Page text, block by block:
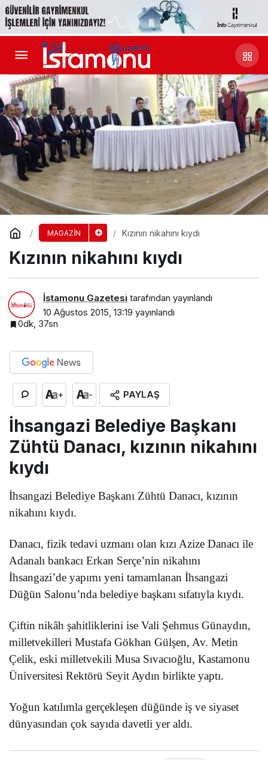
MAGAZİN Kızının nikahını kıydı
Kızının nikahını kıydı
İstamonu Gazetesi tarafından yayınlandı
10 Ağustos 2015, 13:19 yayınlandı
0dk, 37sn
+ - PAYLAŞ
İhsangazi Belediye Başkanı
Zühtü Danacı, kızının nikahını
kıydı
İhsangazi Belediye Başkanı Zühtü Danacı, kızının
nikahını kıydı.
Danacı, fizik tedavi uzmanı olan kızı Azize Danacı ile
Adanalı bankacı Erkan Serçe’nin nikahını
İhsangazi’de yapımı yeni tamamlanan İhsangazi
Düğün Salonu’nda belediye başkanı sıfatıyla kıydı.
Çiftin nikâh şahitliklerini ise Vali Şehmus Günaydın,
milletvekilleri Mustafa Gökhan Gülşen, Av. Metin
Çelik, eski milletvekili Musa Sıvacıoğlu, Kastamonu
Üniversitesi Rektörü Seyit Aydın birlikte yaptı.
Yoğun katılımla gerçekleşen düğünde iş ve siyaset
dünyasından çok sayıda davetli yer aldı.